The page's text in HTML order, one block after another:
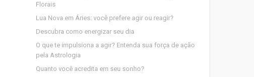
Florais
Lua Nova em Áries: você prefere agir ou reagir?
Descubra como energizar seu dia
O que te impulsiona a agir? Entenda sua força de ação
pela Astrologia
Quanto você acredita em seu sonho?